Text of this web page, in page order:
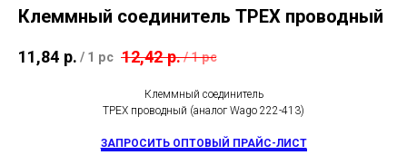
Клеммный соединитель ТРЕХ проводный
11,84 р. / 1 pc 12,42 р./1 pc
Клеммный соединитель
ТРЕХ проводный (аналог Wago 222-413)
ЗАПРОСИТЬ ОПТОВЫЙ ПРАЙС-ЛИСТ